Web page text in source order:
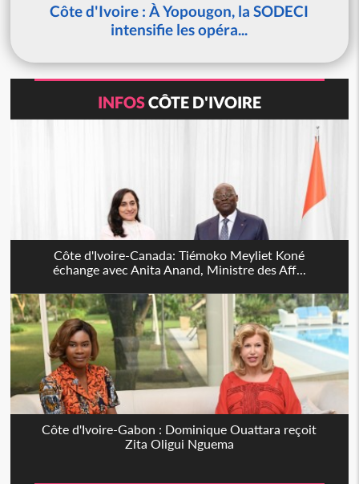
Côte d'Ivoire : À Yopougon, la SODECI
intensifie les opéra...
INFOSCÔTE D'IVOIRE
Côte d'Ivoire-Canada: Tiémoko Meyliet Koné
échange avec Anita Anand, Ministre des Aff...
Côte d'Ivoire-Gabon : Dominique Ouattara reçoit
Zita Oligui Nguema